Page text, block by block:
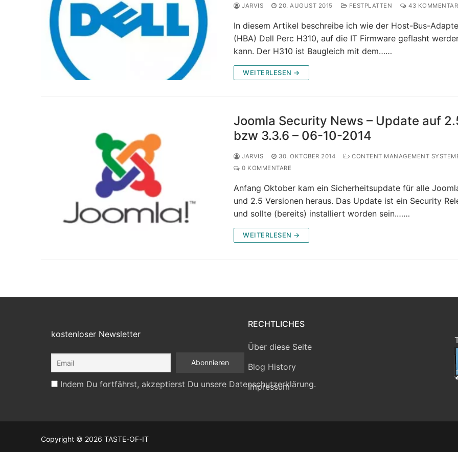
JARVIS 20. AUGUST 2015 FESTPLATTEN 43
In diesem Artikel beschreibe ich wie der Host-Bus-
(HBA) Dell Perc H310, auf die IT Firmware geflasht
kann. Der H310 ist Baugleich mit dem……
WEITERLESEN →
Joomla Security News – Update auf
bzw 3.3.6 – 06-10-2014
JARVIS 30. OKTOBER 2014
CONTENT MANAGEMENT
0 KOMMENTARE
Anfang Oktober kam ein Sicherheitsupdate für alle
und 2.5 Versionen heraus. Das Update ist ein Security
und sollte (bereits) installiert worden sein.……
WEITERLESEN →
kostenloser Newsletter
Indem Du fortfährst, akzeptierst Du unsere Datenschutzerklärung.
RECHTLICHES
Über diese Seite
Blog History
Impressum
Copyright © 2026 TASTE-OF-IT